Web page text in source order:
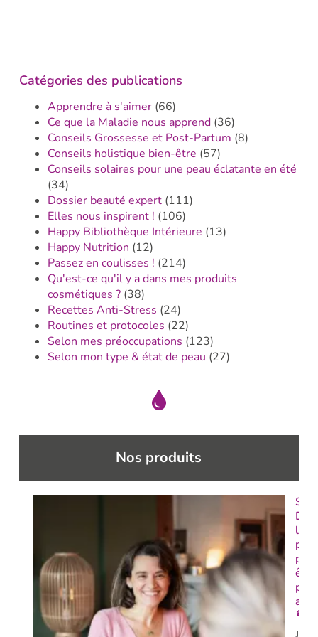
Catégories des publications
Apprendre à s'aimer(66)
Ce que la Maladie nous apprend(36)
Conseils Grossesse et Post-Partum (8)
Conseils holistique bien-être (57)
Conseils solaires pour une peau éclatante en été
(34)
Dossier beauté expert(111)
Elles nous inspirent ! (106)
Happy Bibliothèque Intérieure (13)
Happy Nutrition (12)
Passez en coulisses ! (214)
Qu'est-ce qu'il y a dans mes produits
cosmétiques ?(38)
Recettes Anti-Stress (24)
Routines et protocoles (22)
Selon mes préoccupations (123)
Selon mon type & état de peau (27)
Nos produits
le
pas
paix
💜